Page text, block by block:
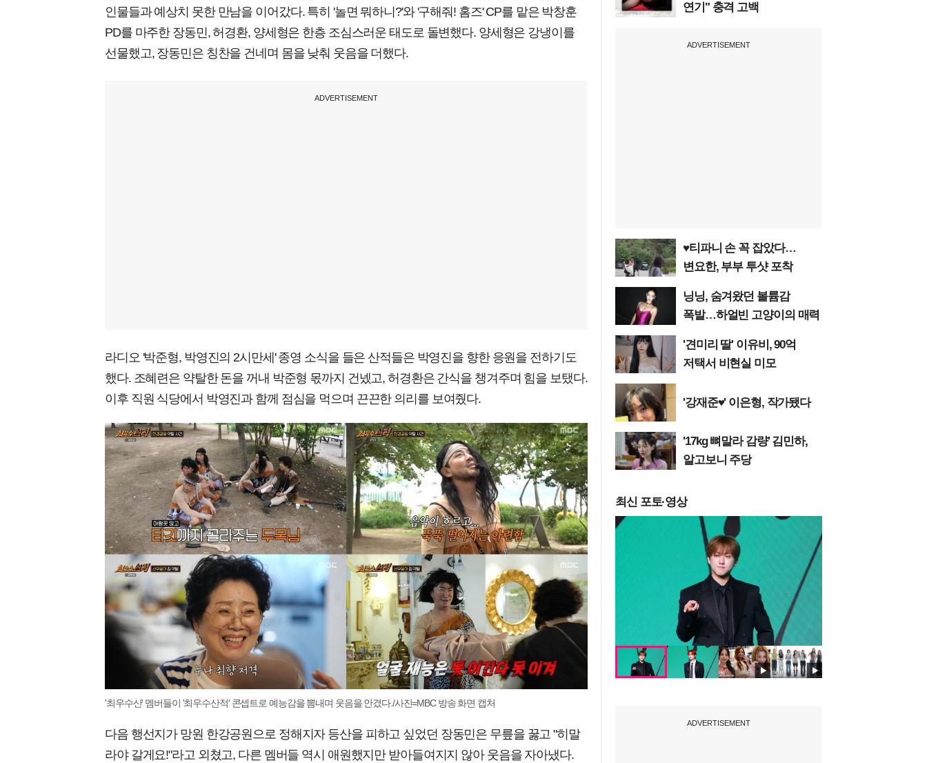
인물들과 예상치 못한 만남을 이어갔다. 특히 '놀면 뭐하니?'와 '구해줘! 홈즈' CP를 맡은 박창훈
PD를 마주한 장동민, 허경환, 양세형은 한층 조심스러운 태도로 돌변했다. 양세형은 강냉이를
선물했고, 장동민은 칭찬을 건네며 몸을 낮춰 웃음을 더했다.
ADVERTISEMENT
라디오 '박준형, 박영진의 2시만세' 종영 소식을 들은 산적들은 박영진을 향한 응원을 전하기도
했다. 조혜련은 약탈한 돈을 꺼내 박준형 몫까지 건넸고, 허경환은 간식을 챙겨주며 힘을 보탰다.
이후 직원 식당에서 박영진과 함께 점심을 먹으며 끈끈한 의리를 보여줬다.
'최우수산' 멤버들이 '최우수산적' 콘셉트로 예능감을 뽐내며 웃음을 안겼다./사진=MBC 방송 화면 캡처
다음 행선지가 망원 한강공원으로 정해지자 등산을 피하고 싶었던 장동민은 무릎을 꿇고 "히말
라야 갈게요!"라고 외쳤고, 다른 멤버들 역시 애원했지만 받아들여지지 않아 웃음을 자아냈다.
연기" 충격 고백
ADVERTISEMENT
♥티파니 손 꼭 잡았다…
변요한, 부부 투샷 포착
닝닝, 숨겨왔던 볼륨감
폭발…하얼빈 고양이의 매력
'견미리 딸' 이유비, 90억
저택서 비현실 미모
'강재준♥' 이은형, 작가됐다
'17kg 뼈말라 감량' 김민하,
알고보니 주당
최신 포토·영상
ADVERTISEMENT